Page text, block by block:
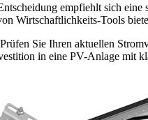
empfiehlt sich
Wirtschaftlichkeits-Tools
Prüfen Sie Ihren aktuellen
in eine PV-Anlage mit